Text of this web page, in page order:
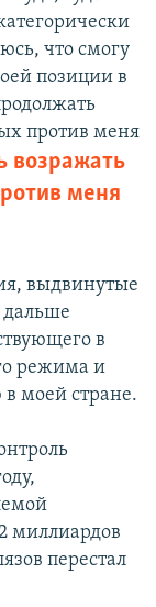
что смогу
позиции в
возражать
меня
против меня
выдвинутые
дальше
в
режима и
моей стране.
миллиардов
перестал